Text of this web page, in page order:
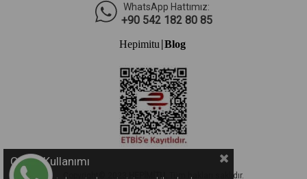
WhatsApp Hattımız:
+90 542 182 80 85
Hepimitu| Blog
Copyright© 2023 HEPİMİTU. Tüm hakları saklıdır.
Çerez Kullanımı